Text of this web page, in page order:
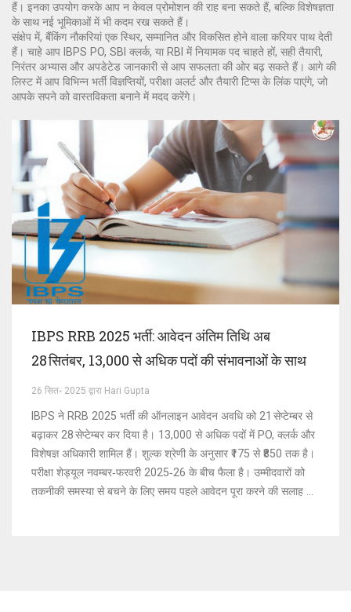
हैं। इनका उपयोग करके आप न केवल प्रोमोशन की राह बना सकते हैं, बल्कि विशेषज्ञता
के साथ नई भूमिकाओं में भी कदम रख सकते हैं।
संक्षेप में, बैंकिंग नौकरियां एक स्थिर, सम्मानित और विकसित होने वाला करियर पाथ देती
हैं। चाहे आप IBPS PO, SBI क्लर्क, या RBI में नियामक पद चाहते हों, सही तैयारी,
निरंतर अभ्यास और अपडेटेड जानकारी से आप सफलता की ओर बढ़ सकते हैं। आगे की
लिस्ट में आप विभिन्न भर्ती विज्ञप्तियों, परीक्षा अलर्ट और तैयारी टिप्स के लिंक पाएंगे, जो
आपके सपने को वास्तविकता बनाने में मदद करेंगे।
IBPS RRB 2025 भर्ती: आवेदन अंतिम तिथि अब
28 सितंबर, 13,000 से अधिक पदों की संभावनाओं के साथ
26 सित॰ 2025 द्वारा Hari Gupta
IBPS ने RRB 2025 भर्ती की ऑनलाइन आवेदन अवधि को 21 सेप्टेम्बर से
बढ़ाकर 28 सेप्टेम्बर कर दिया है। 13,000 से अधिक पदों में PO, क्लर्क और
विशेषज्ञ अधिकारी शामिल हैं। शुल्क श्रेणी के अनुसार ₹175 से ₹850 तक है।
परीक्षा शेड्यूल नवम्बर‑फरवरी 2025‑26 के बीच फैला है। उम्मीदवारों को
तकनीकी समस्या से बचने के लिए समय पहले आवेदन पूरा करने की सलाह दी